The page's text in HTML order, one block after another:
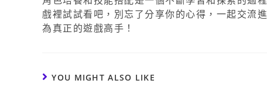
戲裡試試看吧，別忘了分享你的心得，一起交流
為真正的遊戲高手！
YOU MIGHT ALSO LIKE